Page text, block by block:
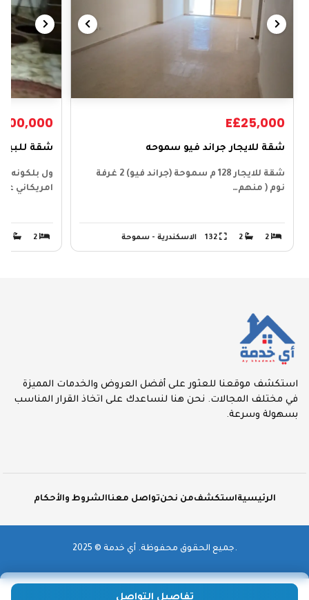
تفاصيل التواصل
شقة للايجار جراند فيو سموحه
شقة للايجار 128 م سموحة (جراند فيو) 2 غرفة
نوم ( منهم…
الاسكندرية - سموحة
E£25,000
شقة للبيع
امريكاني
استكشف موقعنا للعثور على أفضل العروض والخدمات المميزة
في مختلف المجالات. نحن هنا لنساعدك على اتخاذ القرار المناسب
بسهولة وسرعة.
الرئيسيةاستكشفمن نحنتواصل معناالشروط والأحكام
2025 © جميع الحقوق محفوظة. أي خدمة.